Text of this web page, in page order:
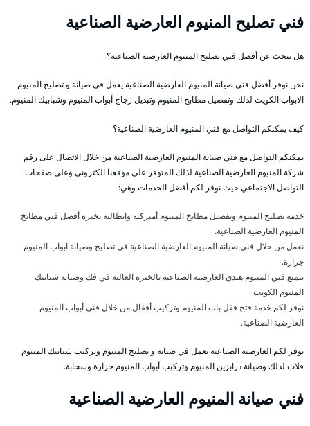
فني تصليح المنيوم العارضية الصناعية
هل تبحث عن أفضل فني تصليح المنيوم العارضية الصناعية؟
نحن نوفر أفضل فني صيانة المنيوم العارضية الصناعية يعمل في صيانة و تصليح المنيوم
الابواب الكويت لذلك وتفصيل مطابخ المنيوم وتبديل زجاج أبواب المنيوم وشبابيك المنيوم.
كيف يمكنكم التواصل مع فني المنيوم العارضية الصناعية؟
يمكنكم التواصل مع فني صيانة المنيوم العارضية الصناعية من خلال الاتصال على رقم
شركة المنيوم العارضية الصناعية لذلك المتوفر على موقعنا الكتروني وعلى صفحات
التواصل الاجتماعي حيث نوفر لكم أفضل الخدمات وهي:
خدمة تصليح المنيوم وتفصيل مطابخ المنيوم أميركية وايطالية بخبرة أفضل فني مطابخ
المنيوم العارضية الصناعية.
نعمل من خلال فني صيانة المنيوم العارضية الصناعية في تصليح وصيانة ابواب المنيوم
جرارة.
يتمتع فني المنيوم هندي العارضية الصناعية بالخبرة العالية في فك وصيانة شبابيك
المنيوم الكويت
نوفر لكم خدمة فتح قفل باب المنيوم وتركيب أقفال من خلال فني أبواب المنيوم
العارضية الصناعية.
نوفر لكم العارضية الصناعية يعمل في صيانة و تصليح المنيوم وتركيب شبابيك المنيوم
قلاب لذلك وصيانة درابزين المنيوم وتركيب أبواب المنيوم جرارة وسحابة.
فني صيانة المنيوم العارضية الصناعية